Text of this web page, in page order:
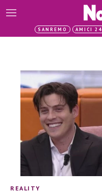
SANREMO AMICI 24
REALITY